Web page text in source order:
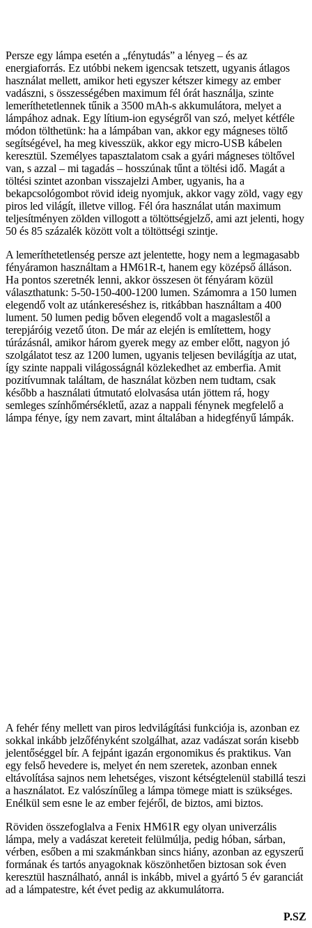
Persze egy lámpa esetén a „fénytudás” a lényeg – és az
energiaforrás. Ez utóbbi nekem igencsak tetszett, ugyanis átlagos
használat mellett, amikor heti egyszer kétszer kimegy az ember
vadászni, s összességében maximum fél órát használja, szinte
lemeríthetetlennek tűnik a 3500 mAh-s akkumulátora, melyet a
lámpához adnak. Egy lítium-ion egységről van szó, melyet kétféle
módon tölthetünk: ha a lámpában van, akkor egy mágneses töltő
segítségével, ha meg kivesszük, akkor egy micro-USB kábelen
keresztül. Személyes tapasztalatom csak a gyári mágneses töltővel
van, s azzal – mi tagadás – hosszúnak tűnt a töltési idő. Magát a
töltési szintet azonban visszajelzi Amber, ugyanis, ha a
bekapcsológombot rövid ideig nyomjuk, akkor vagy zöld, vagy egy
piros led világít, illetve villog. Fél óra használat után maximum
teljesítményen zölden villogott a töltöttségjelző, ami azt jelenti, hogy
50 és 85 százalék között volt a töltöttségi szintje.
A lemeríthetetlenség persze azt jelentette, hogy nem a legmagasabb
fényáramon használtam a HM61R-t, hanem egy középső álláson.
Ha pontos szeretnék lenni, akkor összesen öt fényáram közül
választhatunk: 5-50-150-400-1200 lumen. Számomra a 150 lumen
elegendő volt az utánkereséshez is, ritkábban használtam a 400
lument. 50 lumen pedig bőven elegendő volt a magaslestől a
terepjáróig vezető úton. De már az elején is említettem, hogy
túrázásnál, amikor három gyerek megy az ember előtt, nagyon jó
szolgálatot tesz az 1200 lumen, ugyanis teljesen bevilágítja az utat,
így szinte nappali világosságnál közlekedhet az emberfia. Amit
pozitívumnak találtam, de használat közben nem tudtam, csak
később a használati útmutató elolvasása után jöttem rá, hogy
semleges színhőmérsékletű, azaz a nappali fénynek megfelelő a
lámpa fénye, így nem zavart, mint általában a hidegfényű lámpák.
A fehér fény mellett van piros ledvilágítási funkciója is, azonban ez
sokkal inkább jelzőfényként szolgálhat, azaz vadászat során kisebb
jelentőséggel bír. A fejpánt igazán ergonomikus és praktikus. Van
egy felső hevedere is, melyet én nem szeretek, azonban ennek
eltávolítása sajnos nem lehetséges, viszont kétségtelenül stabillá teszi
a használatot. Ez valószínűleg a lámpa tömege miatt is szükséges.
Enélkül sem esne le az ember fejéről, de biztos, ami biztos.
Röviden összefoglalva a Fenix HM61R egy olyan univerzális
lámpa, mely a vadászat kereteit felülmúlja, pedig hóban, sárban,
vérben, esőben a mi szakmánkban sincs hiány, azonban az egyszerű
formának és tartós anyagoknak köszönhetően biztosan sok éven
keresztül használható, annál is inkább, mivel a gyártó 5 év garanciát
ad a lámpatestre, két évet pedig az akkumulátorra.
P.SZ